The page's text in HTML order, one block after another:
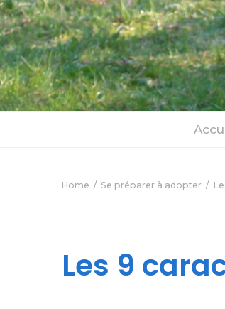
Home Se préparer à adopter
Les 9